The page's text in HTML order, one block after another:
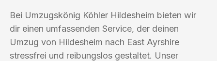
Bei Umzugskönig Köhler Hildesheim bieten wir
dir einen umfassenden Service, der deinen
Umzug von Hildesheim nach East Ayrshire
stressfrei und reibungslos gestaltet. Unser